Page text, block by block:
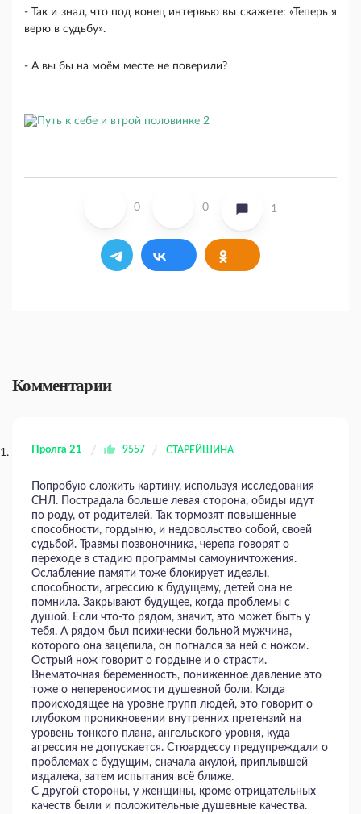
- Так и знал, что под конец интервью вы скажете: «Теперь я
верю в судьбу».
- А вы бы на моём месте не поверили?
0 0 1
Комментарии
Пролга 21 9557 СТАРЕЙШИНА
Попробую сложить картину, используя исследования
СНЛ. Пострадала больше левая сторона, обиды идут
по роду, от родителей. Так тормозят повышенные
способности, гордыню, и недовольство собой, своей
судьбой. Травмы позвоночника, черепа говорят о
переходе в стадию программы самоуничтожения.
Ослабление памяти тоже блокирует идеалы,
способности, агрессию к будущему, детей она не
помнила. Закрывают будущее, когда проблемы с
душой. Если что-то рядом, значит, это может быть у
тебя. А рядом был психически больной мужчина,
которого она зацепила, он погнался за ней с ножом.
Острый нож говорит о гордыне и о страсти.
Внематочная беременность, пониженное давление это
тоже о непереносимости душевной боли. Когда
происходящее на уровне групп людей, это говорит о
глубоком проникновении внутренних претензий на
уровень тонкого плана, ангельского уровня, куда
агрессия не допускается. Стюардессу предупреждали о
проблемах с будущим, сначала акулой, приплывшей
издалека, затем испытания всё ближе.
С другой стороны, у женщины, кроме отрицательных
качеств были и положительные душевные качества.